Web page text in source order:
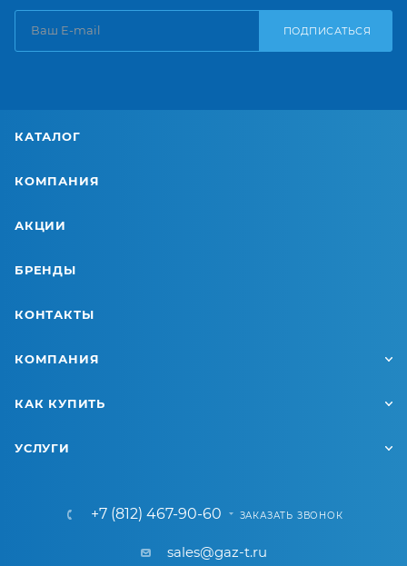
ПОДПИСАТЬСЯ
КАТАЛОГ
КОМПАНИЯ
АКЦИИ
БРЕНДЫ
КОНТАКТЫ
КОМПАНИЯ
КАК КУПИТЬ
УСЛУГИ
+7 (812) 467-90-60 ЗАКАЗАТЬ ЗВОНОК
sales@gaz-t.ru